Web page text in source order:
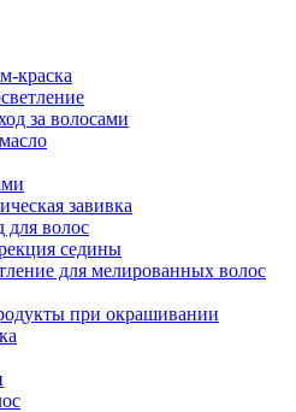
краска
за волосами
завивка
волос
седины
для мелированных волос
при окрашивании